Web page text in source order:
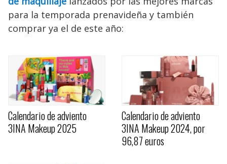
para la temporada prenavideña y también
comprar ya el de este año:
Calendario de adviento
3INA Makeup 2025
Calendario de adviento
3INA Makeup 2024, por
96,87 euros